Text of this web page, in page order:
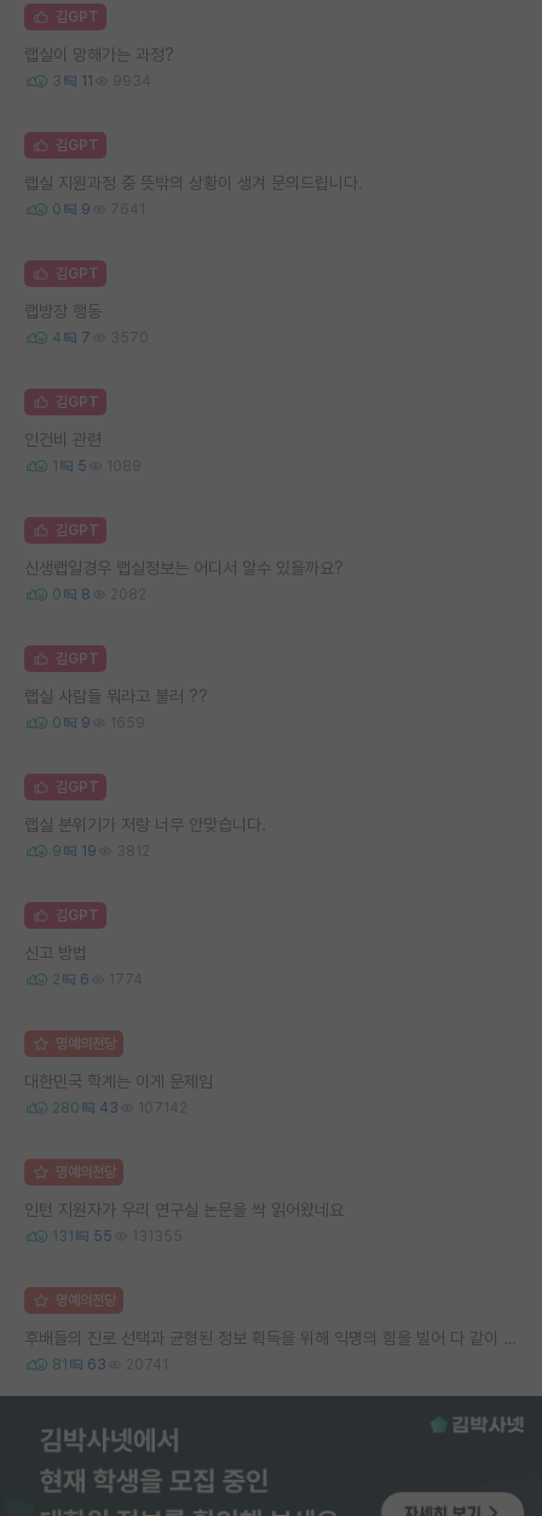
김GPT
랩실이 망해가는 과정?
3 11 9934
김GPT
랩실 지원과정 중 뜻밖의 상황이 생겨 문의드립니다.
0 9 7641
김GPT
랩방장 행동
4 7 3570
김GPT
인건비 관련
1 5 1089
김GPT
신생랩일경우 랩실정보는 어디서 알수 있을까요?
0 8 2082
김GPT
랩실 사람들 뭐라고 불러 ??
0 9 1659
김GPT
랩실 분위기가 저랑 너무 안맞습니다.
9 19 3812
김GPT
신고 방법
2 6 1774
명예의전당
대한민국 학계는 이게 문제임
280 43 107142
명예의전당
인턴 지원자가 우리 연구실 논문을 싹 읽어왔네요
131 55 131355
명예의전당
후배들의 진로 선택과 균형된 정보 획득을 위해 익명의 힘을 빌어 다 같이 연봉 공개 타임 한번 갖는 것 어때요?
81 63 20741